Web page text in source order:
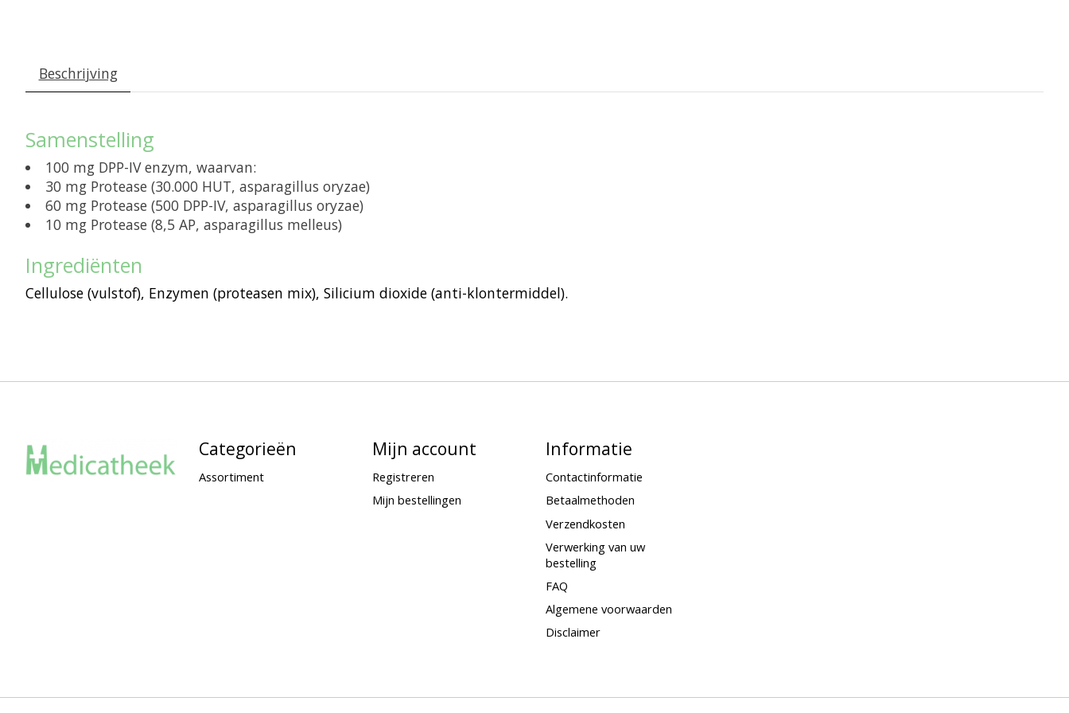
Beschrijving
Samenstelling
100 mg DPP-IV enzym, waarvan:
30 mg Protease (30.000 HUT, asparagillus oryzae)
60 mg Protease (500 DPP-IV, asparagillus oryzae)
10 mg Protease (8,5 AP, asparagillus melleus)
Ingrediënten
Cellulose (vulstof), Enzymen (proteasen mix), Silicium dioxide (anti-klontermiddel).
Categorieën
Assortiment
Mijn account
Registreren
Mijn bestellingen
Informatie
Contactinformatie
Betaalmethoden
Verzendkosten
Verwerking van uw
bestelling
FAQ
Algemene voorwaarden
Disclaimer